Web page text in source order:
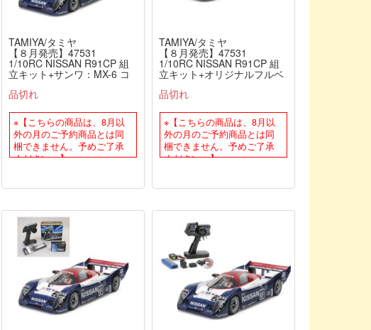
TAMIYA/タミヤ
【８月発売】47531
1/10RC NISSAN R91CP 組
立キット+サンワ：MX-6 コ
ジナルフルセット(HVS702
ジコン≫
品切れ
※【こちらの商品は、8月以
外の月のご予約商品とは同
梱できません。予めご了承
ください。】
TAMIYA/タミヤ
【８月発売】47531
1/10RC NISSAN R91CP 組
立キット+オリジナルフルベ
≪ラジコン≫
品切れ
※【こちらの商品は、8月以
外の月のご予約商品とは同
梱できません。予めご了承
ください。】